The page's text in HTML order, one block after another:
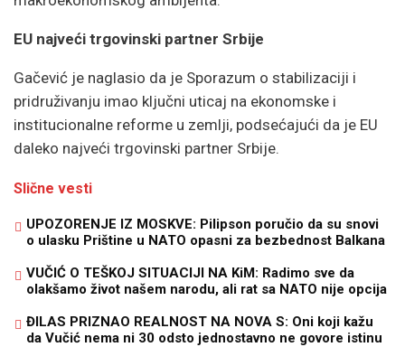
EU najveći trgovinski partner Srbije
Gačević je naglasio da je Sporazum o stabilizaciji i
pridruživanju imao ključni uticaj na ekonomske i
institucionalne reforme u zemlji, podsećajući da je EU
daleko najveći trgovinski partner Srbije.
Slične vesti
UPOZORENJE IZ MOSKVE: Pilipson poručio da su snovi
o ulasku Prištine u NATO opasni za bezbednost Balkana
VUČIĆ O TEŠKOJ SITUACIJI NA KiM: Radimo sve da
olakšamo život našem narodu, ali rat sa NATO nije opcija
ĐILAS PRIZNAO REALNOST NA NOVA S: Oni koji kažu
da Vučić nema ni 30 odsto jednostavno ne govore istinu